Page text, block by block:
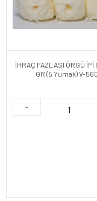
İHRAÇ FAZLASI ÖRGÜ
GR (5 Yumak) V-